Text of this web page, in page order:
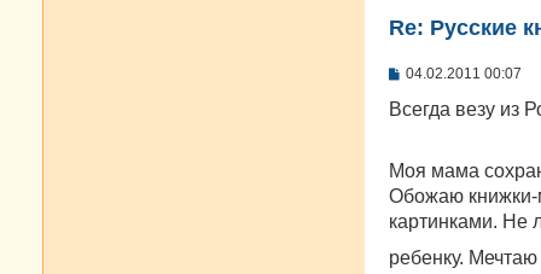
Re: Русские
С
о
н
и
е
04.02.2011 00:07
Всегда везу из
Моя мама
Обожаю книжки-
картинками. Не
ребенку.